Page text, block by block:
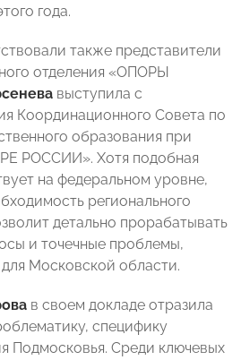
года.
также представители
отделения «ОПОРЫ
выступила с
Координационного Совета по
образования при
РОССИИ». Хотя подобная
на федеральном уровне,
регионального
детально прорабатывать
и точечные проблемы,
Московской области.
в своем докладе отразила
специфику
Подмосковья. Среди ключевых